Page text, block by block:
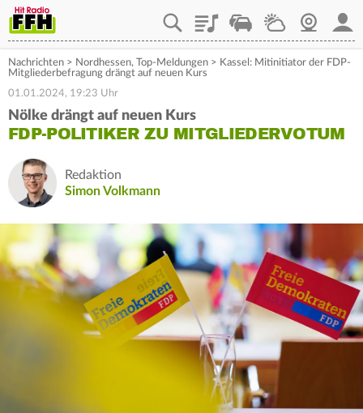
PlaylistStaupilotWetterWebcam
Nachrichten > Nordhessen, Top-Meldungen > Kassel: Mitinitiator der FDP-
Mitgliederbefragung drängt auf neuen Kurs
01.01.2024, 19:23 Uhr
Nölke drängt auf neuen Kurs
FDP-POLITIKER ZU MITGLIEDERVOTUM
Redaktion
Simon Volkmann